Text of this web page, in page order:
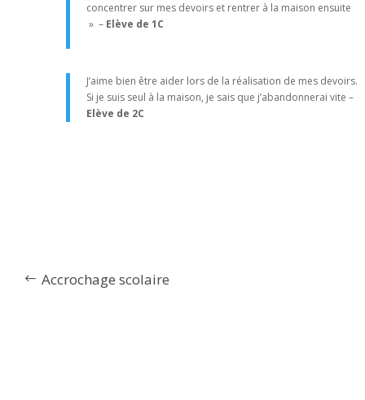
concentrer sur mes devoirs et rentrer à la maison ensuite
» – Elève de 1C
J’aime bien être aider lors de la réalisation de mes devoirs.
Si je suis seul à la maison, je sais que j’abandonnerai vite –
Elève de 2C
Accrochage scolaire